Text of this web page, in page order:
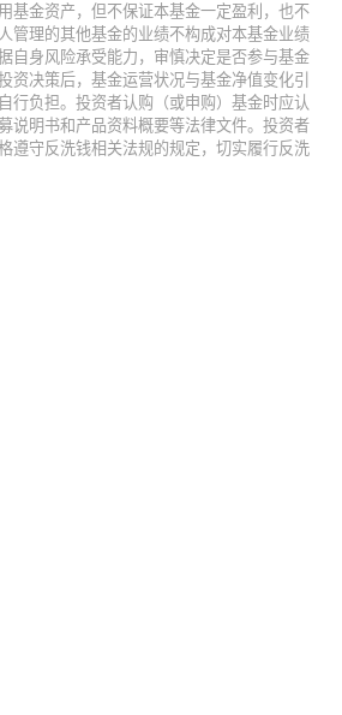
基金资产，但不保证本基金一定盈利，也不
管理的其他基金的业绩不构成对本基金业绩
自身风险承受能力，审慎决定是否参与基金
资决策后，基金运营状况与基金净值变化引
行负担。投资者认购（或申购）基金时应认
说明书和产品资料概要等法律文件。投资者
遵守反洗钱相关法规的规定，切实履行反洗